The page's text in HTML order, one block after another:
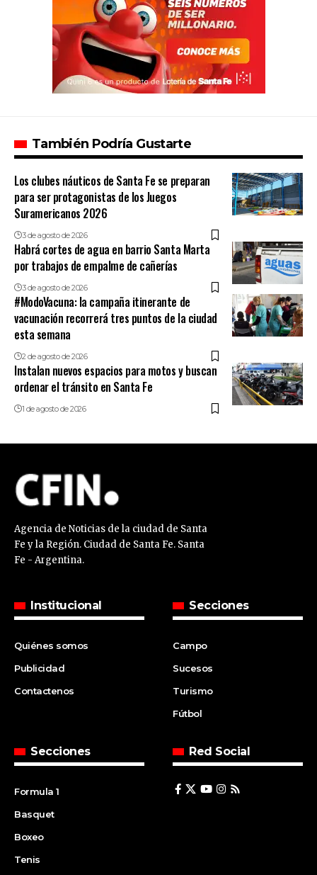
También Podría Gustarte
Los clubes náuticos de Santa Fe se preparan
para ser protagonistas de los Juegos
Suramericanos 2026
3 de agosto de 2026
Habrá cortes de agua en barrio Santa Marta
por trabajos de empalme de cañerías
3 de agosto de 2026
#ModoVacuna: la campaña itinerante de
vacunación recorrerá tres puntos de la ciudad
esta semana
2 de agosto de 2026
Instalan nuevos espacios para motos y buscan
ordenar el tránsito en Santa Fe
1 de agosto de 2026
Agencia de Noticias de la ciudad de Santa
Fe y la Región. Ciudad de Santa Fe. Santa
Fe - Argentina.
Institucional
Quiénes somos
Publicidad
Contactenos
Secciones
Campo
Sucesos
Turismo
Fútbol
Secciones
Formula 1
Basquet
Boxeo
Tenis
Red Social